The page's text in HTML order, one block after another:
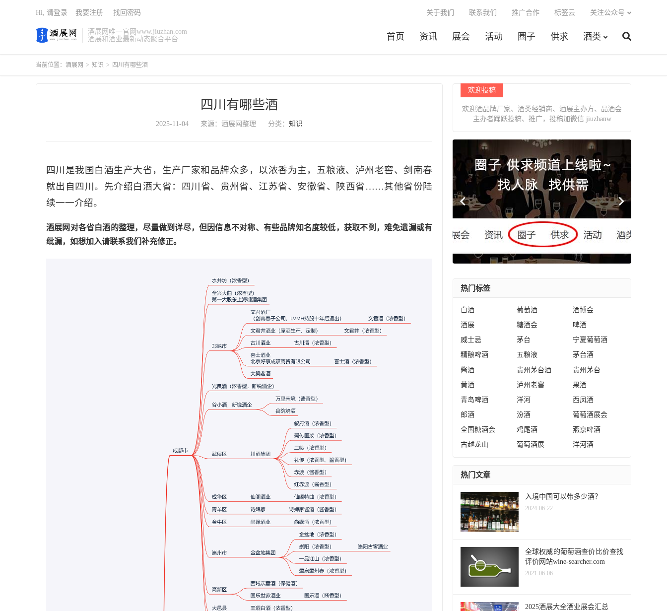
酒展网唯一官网www.jiuzhan.com
酒展和酒业最新动态聚合平台
首页 资讯 展会 活动 圈子 供求 酒类
关于我们 联系我们 推广合作 标签云 关注公众号
Hi, 请登录 我要注册 找回密码
当前位置： 酒展网 > 知识 > 四川有哪些酒
四川有哪些酒
2025-11-04 来源：酒展网整理 分类： 知识
四川是我国白酒生产大省，生产厂家和品牌众多，以浓香为主，五粮液、泸州老窖、剑南春
就出自四川。先介绍白酒大省：四川省、贵州省、江苏省、安徽省、陕西省……其他省份陆
续一一介绍。
酒展网对各省白酒的整理，尽量做到详尽，但因信息不对称、有些品牌知名度较低，获取不到，难免遗漏或有
纰漏，如想加入请联系我们补充修正。
欢迎投稿
欢迎酒品牌厂家、酒类经销商、酒展主办方、品酒会
主办者踊跃投稿、推广，投稿加微信 jiuzhanw
热门标签
白酒 葡萄酒 酒博会
酒展 糖酒会 啤酒
威士忌 茅台 宁夏葡萄酒
精酿啤酒 五粮液 茅台酒
酱酒 贵州茅台酒 贵州茅台
黄酒 泸州老窖 果酒
青岛啤酒 洋河 西凤酒
郎酒 汾酒 葡萄酒展会
全国糖酒会 鸡尾酒 燕京啤酒
古越龙山 葡萄酒展 洋河酒
热门文章
入境中国可以带多少酒？
2024-06-22
全球权威的葡萄酒查价比价查找
评价网站wine-searcher.com
2021-06-06
2025酒展大全酒业展会汇总